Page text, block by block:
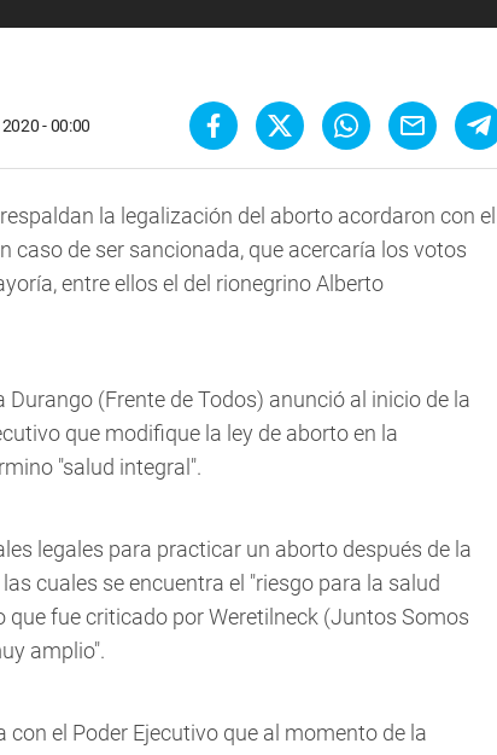
- 00:00
la legalización del aborto acordaron con el
caso de ser sancionada, que acercaría los votos
entre ellos el del rionegrino Alberto
(Frente de Todos) anunció al inicio de la
que modifique la ley de aborto en la
"salud integral".
legales para practicar un aborto después de la
cuales se encuentra el "riesgo para la salud
que fue criticado por Weretilneck (Juntos Somos
amplio".
el Poder Ejecutivo que al momento de la